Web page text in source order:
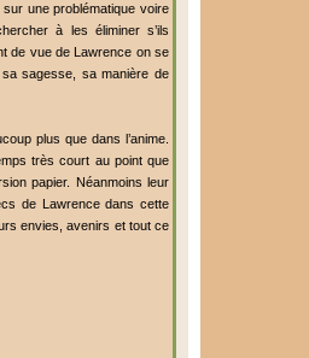
une problématique voire
à les éliminer s’ils
de vue de Lawrence on se
sagesse, sa manière de
plus que dans l’anime.
très court au point que
papier. Néanmoins leur
de Lawrence dans cette
envies, avenirs et tout ce